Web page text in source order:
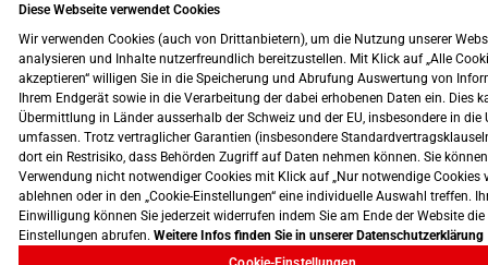
Diese Webseite verwendet Cookies
Wir verwenden Cookies (auch von Drittanbietern), um die Nutzung unserer
analysieren und Inhalte nutzerfreundlich bereitzustellen. Mit Klick auf „Alle
akzeptieren“ willigen Sie in die Speicherung und Abrufung Auswertung von
Ihrem Endgerät sowie in die Verarbeitung der dabei erhobenen Daten ein. Dies
Übermittlung in Länder ausserhalb der Schweiz und der EU, insbesondere in die
umfassen. Trotz vertraglicher Garantien (insbesondere
dort ein Restrisiko, dass Behörden Zugriff auf Daten nehmen können. Sie
Verwendung nicht notwendiger Cookies mit Klick auf „Nur notwendige Cookies
ablehnen oder in den „Cookie-Einstellungen“ eine individuelle Auswahl treffen.
Einwilligung können Sie jederzeit widerrufen indem Sie am Ende der Website die
Einstellungen abrufen. Weitere Infos finden Sie in unserer Datenschutzerklärung